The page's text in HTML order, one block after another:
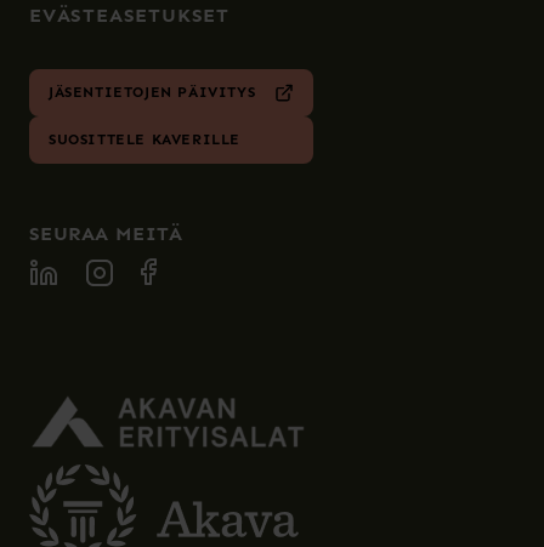
EVÄSTEASETUKSET
JÄSENTIETOJEN PÄIVITYS
SUOSITTELE KAVERILLE
SEURAA MEITÄ
SPECIA LINKEDIN
SPECIA INSTAGRAM
SPECIA FACEBOOK